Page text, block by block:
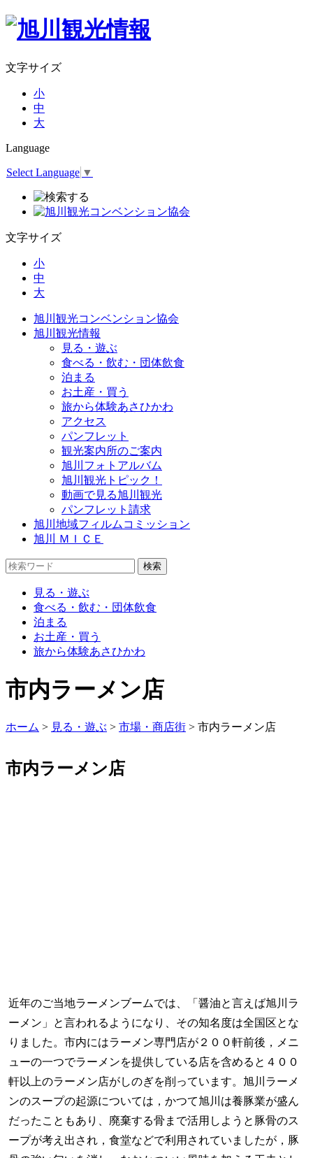
文字サイズ
小
中
大
Language
Select Language ▼
文字サイズ
小
中
大
旭川観光コンベンション協会
旭川観光情報
見る・遊ぶ
食べる・飲む・団体飲食
泊まる
お土産・買う
旅から体験あさひかわ
アクセス
パンフレット
観光案内所のご案内
旭川フォトアルバム
旭川観光トピック！
動画で見る旭川観光
パンフレット請求
旭川地域フィルムコミッション
旭川 ＭＩＣＥ
見る・遊ぶ
食べる・飲む・団体飲食
泊まる
お土産・買う
旅から体験あさひかわ
市内ラーメン店
ホーム > 見る・遊ぶ > 市場・商店街 > 市内ラーメン店
市内ラーメン店
近年のご当地ラーメンブームでは、「醤油と言えば旭川ラ
ーメン」と言われるようになり、その知名度は全国区とな
りました。市内にはラーメン専門店が２００軒前後，メニ
ューの一つでラーメンを提供している店を含めると４００
軒以上のラーメン店がしのぎを削っています。旭川ラーメ
ンのスープの起源については，かつて旭川は養豚業が盛ん
だったこともあり、廃棄する骨まで活用しようと豚骨のス
ープが考え出され，食堂などで利用されていましたが，豚